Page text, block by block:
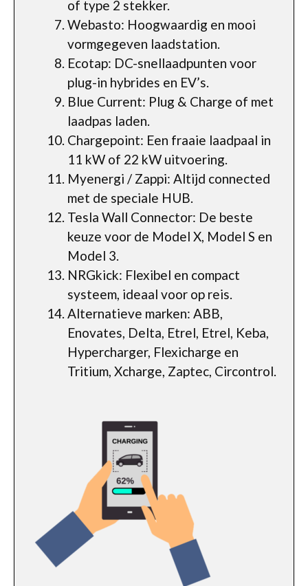
of type 2 stekker.
Webasto: Hoogwaardig en mooi
vormgegeven laadstation.
Ecotap: DC-snellaadpunten voor
plug-in hybrides en EV’s.
Blue Current: Plug & Charge of met
laadpas laden.
Chargepoint: Een fraaie laadpaal in
11 kW of 22 kW uitvoering.
Myenergi / Zappi: Altijd connected
met de speciale HUB.
Tesla Wall Connector: De beste
keuze voor de Model X, Model S en
Model 3.
NRGkick: Flexibel en compact
systeem, ideaal voor op reis.
Alternatieve marken: ABB,
Enovates, Delta, Etrel, Etrel, Keba,
Hypercharger, Flexicharge en
Tritium, Xcharge, Zaptec, Circontrol.